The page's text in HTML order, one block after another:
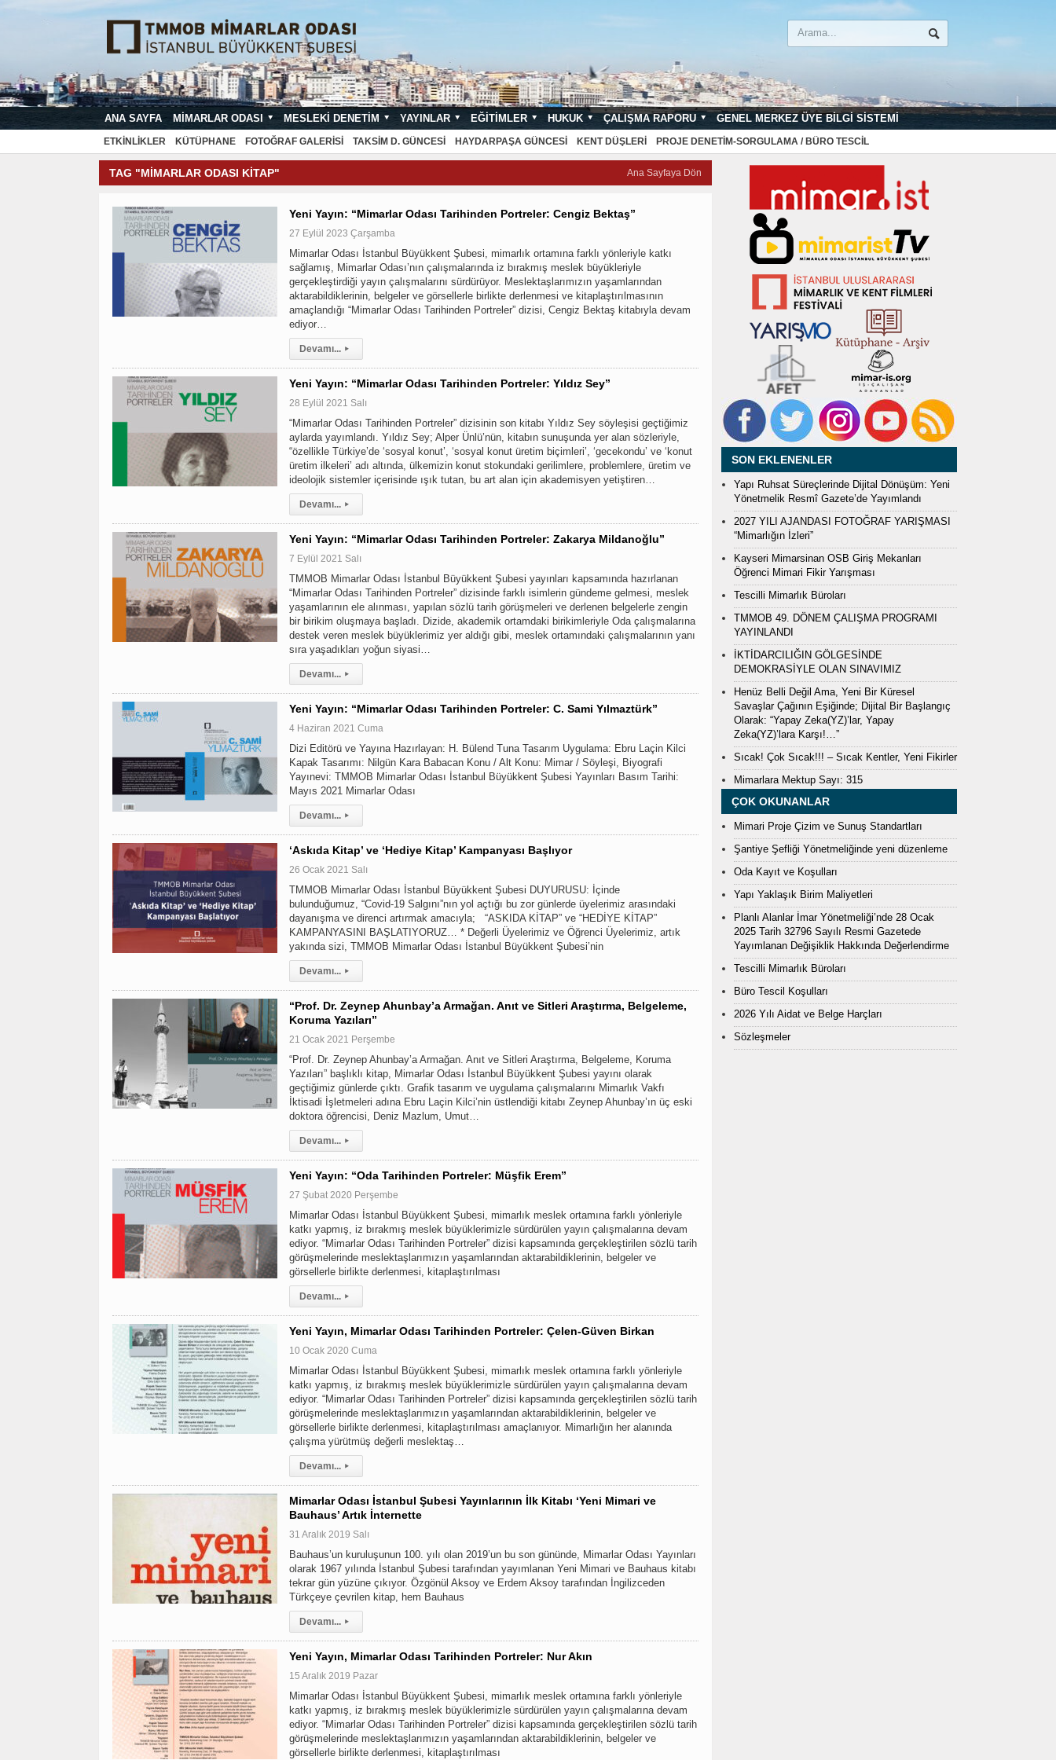
ANA SAYFA MIMARLAR ODASI MESLEKI DENETIM YAYINLAR EĞITIMLER HUKUK ÇALIŞMA RAPORU GENEL MERKEZ ÜYE BILGI SISTEMI
ETKINLIKLER KÜTÜPHANE FOTOĞRAF GALERISI TAKSIM D. GÜNCESI HAYDARPAŞA GÜNCESI KENT DÜŞLERI PROJE DENETIM-SORGULAMA / BÜRO TESCIL
Ana Sayfaya Dön
TAG "MIMARLAR ODASI KITAP"
Yeni Yayın: “Mimarlar Odası Tarihinden Portreler: Cengiz Bektaş”
27 Eylül 2023 Çarşamba
Mimarlar Odası İstanbul Büyükkent Şubesi, mimarlık ortamına farklı yönleriyle katkı
sağlamış, Mimarlar Odası’nın çalışmalarında iz bırakmış meslek büyükleriyle
gerçekleştirdiği yayın çalışmalarını sürdürüyor. Meslektaşlarımızın yaşamlarından
aktarabildiklerinin, belgeler ve görsellerle birlikte derlenmesi ve kitaplaştırılmasının
amaçlandığı “Mimarlar Odası Tarihinden Portreler” dizisi, Cengiz Bektaş kitabıyla devam
ediyor…
Devamı... ▸
Yeni Yayın: “Mimarlar Odası Tarihinden Portreler: Yıldız Sey”
28 Eylül 2021 Salı
“Mimarlar Odası Tarihinden Portreler” dizisinin son kitabı Yıldız Sey söyleşisi geçtiğimiz
aylarda yayımlandı. Yıldız Sey; Alper Ünlü’nün, kitabın sunuşunda yer alan sözleriyle,
“özellikle Türkiye’de ‘sosyal konut’, ‘sosyal konut üretim biçimleri’, ‘gecekondu’ ve ‘konut
üretim ilkeleri’ adı altında, ülkemizin konut stokundaki gerilimlere, problemlere, üretim ve
ideolojik sistemler içerisinde ışık tutan, bu art alan için akademisyen yetiştiren…
Devamı... ▸
Yeni Yayın: “Mimarlar Odası Tarihinden Portreler: Zakarya Mildanoğlu”
7 Eylül 2021 Salı
TMMOB Mimarlar Odası İstanbul Büyükkent Şubesi yayınları kapsamında hazırlanan
“Mimarlar Odası Tarihinden Portreler” dizisinde farklı isimlerin gündeme gelmesi, meslek
yaşamlarının ele alınması, yapılan sözlü tarih görüşmeleri ve derlenen belgelerle zengin
bir birikim oluşmaya başladı. Dizide, akademik ortamdaki birikimleriyle Oda çalışmalarına
destek veren meslek büyüklerimiz yer aldığı gibi, meslek ortamındaki çalışmalarının yanı
sıra yaşadıkları yoğun siyasi…
Devamı... ▸
Yeni Yayın: “Mimarlar Odası Tarihinden Portreler: C. Sami Yılmaztürk”
4 Haziran 2021 Cuma
Dizi Editörü ve Yayına Hazırlayan: H. Bülend Tuna Tasarım Uygulama: Ebru Laçin Kilci
Kapak Tasarımı: Nilgün Kara Babacan Konu / Alt Konu: Mimar / Söyleşi, Biyografi
Yayınevi: TMMOB Mimarlar Odası İstanbul Büyükkent Şubesi Yayınları Basım Tarihi:
Mayıs 2021 Mimarlar Odası
Devamı... ▸
‘Askıda Kitap’ ve ‘Hediye Kitap’ Kampanyası Başlıyor
26 Ocak 2021 Salı
TMMOB Mimarlar Odası İstanbul Büyükkent Şubesi DUYURUSU: İçinde
bulunduğumuz, “Covid-19 Salgını”nın yol açtığı bu zor günlerde üyelerimiz arasındaki
dayanışma ve direnci artırmak amacıyla; “ASKIDA KİTAP” ve “HEDİYE KİTAP”
KAMPANYASINI BAŞLATIYORUZ… * Değerli Üyelerimiz ve Öğrenci Üyelerimiz, artık
yakında sizi, TMMOB Mimarlar Odası İstanbul Büyükkent Şubesi’nin
Devamı... ▸
“Prof. Dr. Zeynep Ahunbay’a Armağan. Anıt ve Sitleri Araştırma, Belgeleme,
Koruma Yazıları”
21 Ocak 2021 Perşembe
“Prof. Dr. Zeynep Ahunbay’a Armağan. Anıt ve Sitleri Araştırma, Belgeleme, Koruma
Yazıları” başlıklı kitap, Mimarlar Odası İstanbul Büyükkent Şubesi yayını olarak
geçtiğimiz günlerde çıktı. Grafik tasarım ve uygulama çalışmalarını Mimarlık Vakfı
İktisadi İşletmeleri adına Ebru Laçin Kilci’nin üstlendiği kitabı Zeynep Ahunbay’ın üç eski
doktora öğrencisi, Deniz Mazlum, Umut…
Devamı... ▸
Yeni Yayın: “Oda Tarihinden Portreler: Müşfik Erem”
27 Şubat 2020 Perşembe
Mimarlar Odası İstanbul Büyükkent Şubesi, mimarlık meslek ortamına farklı yönleriyle
katkı yapmış, iz bırakmış meslek büyüklerimizle sürdürülen yayın çalışmalarına devam
ediyor. “Mimarlar Odası Tarihinden Portreler” dizisi kapsamında gerçekleştirilen sözlü tarih
görüşmelerinde meslektaşlarımızın yaşamlarından aktarabildiklerinin, belgeler ve
görsellerle birlikte derlenmesi, kitaplaştırılması
Devamı... ▸
Yeni Yayın, Mimarlar Odası Tarihinden Portreler: Çelen-Güven Birkan
10 Ocak 2020 Cuma
Mimarlar Odası İstanbul Büyükkent Şubesi, mimarlık meslek ortamına farklı yönleriyle
katkı yapmış, iz bırakmış meslek büyüklerimizle sürdürülen yayın çalışmalarına devam
ediyor. “Mimarlar Odası Tarihinden Portreler” dizisi kapsamında gerçekleştirilen sözlü tarih
görüşmelerinde meslektaşlarımızın yaşamlarından aktarabildiklerinin, belgeler ve
görsellerle birlikte derlenmesi, kitaplaştırılması amaçlanıyor. Mimarlığın her alanında
çalışma yürütmüş değerli meslektaş…
Devamı... ▸
Mimarlar Odası İstanbul Şubesi Yayınlarının İlk Kitabı ‘Yeni Mimari ve
Bauhaus’ Artık İnternette
31 Aralık 2019 Salı
Bauhaus’un kuruluşunun 100. yılı olan 2019’un bu son gününde, Mimarlar Odası Yayınları
olarak 1967 yılında İstanbul Şubesi tarafından yayımlanan Yeni Mimari ve Bauhaus kitabı
tekrar gün yüzüne çıkıyor. Özgönül Aksoy ve Erdem Aksoy tarafından İngilizceden
Türkçeye çevrilen kitap, hem Bauhaus
Devamı... ▸
Yeni Yayın, Mimarlar Odası Tarihinden Portreler: Nur Akın
15 Aralık 2019 Pazar
Mimarlar Odası İstanbul Büyükkent Şubesi, mimarlık meslek ortamına farklı yönleriyle
katkı yapmış, iz bırakmış meslek büyüklerimizle sürdürülen yayın çalışmalarına devam
ediyor. “Mimarlar Odası Tarihinden Portreler” dizisi kapsamında gerçekleştirilen sözlü tarih
görüşmelerinde meslektaşlarımızın yaşamlarından aktarabildiklerinin, belgeler ve
görsellerle birlikte derlenmesi, kitaplaştırılması
SON EKLENENLER
Yapı Ruhsat Süreçlerinde Dijital Dönüşüm: Yeni
Yönetmelik Resmî Gazete’de Yayımlandı
2027 YILI AJANDASI FOTOĞRAF YARIŞMASI
“Mimarlığın İzleri”
Kayseri Mimarsinan OSB Giriş Mekanları
Öğrenci Mimari Fikir Yarışması
Tescilli Mimarlık Büroları
TMMOB 49. DÖNEM ÇALIŞMA PROGRAMI
YAYINLANDI
İKTİDARCILIĞIN GÖLGESİNDE
DEMOKRASİYLE OLAN SINAVIMIZ
Henüz Belli Değil Ama, Yeni Bir Küresel
Savaşlar Çağının Eşiğinde; Dijital Bir Başlangıç
Olarak: “Yapay Zeka(YZ)’lar, Yapay
Zeka(YZ)’lara Karşı!…”
Sıcak! Çok Sıcak!!! – Sıcak Kentler, Yeni Fikirler
Mimarlara Mektup Sayı: 315
ÇOK OKUNANLAR
Mimari Proje Çizim ve Sunuş Standartları
Şantiye Şefliği Yönetmeliğinde yeni düzenleme
Oda Kayıt ve Koşulları
Yapı Yaklaşık Birim Maliyetleri
Planlı Alanlar İmar Yönetmeliği’nde 28 Ocak
2025 Tarih 32796 Sayılı Resmi Gazetede
Yayımlanan Değişiklik Hakkında Değerlendirme
Tescilli Mimarlık Büroları
Büro Tescil Koşulları
2026 Yılı Aidat ve Belge Harçları
Sözleşmeler